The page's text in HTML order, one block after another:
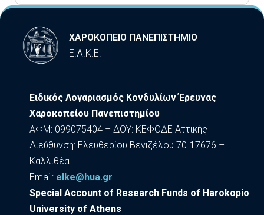
ΧΑΡΟΚΟΠΕΙΟ ΠΑΝΕΠΙΣΤΗΜΙΟ
Ε.Λ.Κ.Ε.
Ειδικός Λογαριασμός Κονδυλίων Έρευνας
Χαροκοπείου Πανεπιστημίου
ΑΦΜ: 099075404 – ΔΟΥ: ΚΕΦΟΔΕ Αττικής
Διεύθυνση: Ελευθερίου Βενιζέλου 70-17676 –
Καλλιθέα
Εmail: elke@hua.gr
Special Account of Research Funds of Harokopio
University of Athens